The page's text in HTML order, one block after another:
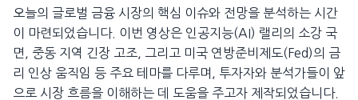
오늘의 글로벌 금융 시장의 핵심 이슈와 전망을 분석하는 시간
이 마련되었습니다. 이번 영상은 인공지능(AI) 랠리의 소강 국
면, 중동 지역 긴장 고조, 그리고 미국 연방준비제도(Fed)의 금
리 인상 움직임 등 주요 테마를 다루며, 투자자와 분석가들이 앞
으로 시장 흐름을 이해하는 데 도움을 주고자 제작되었습니다.